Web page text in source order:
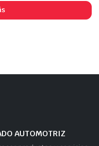
AUTOMOTRIZ